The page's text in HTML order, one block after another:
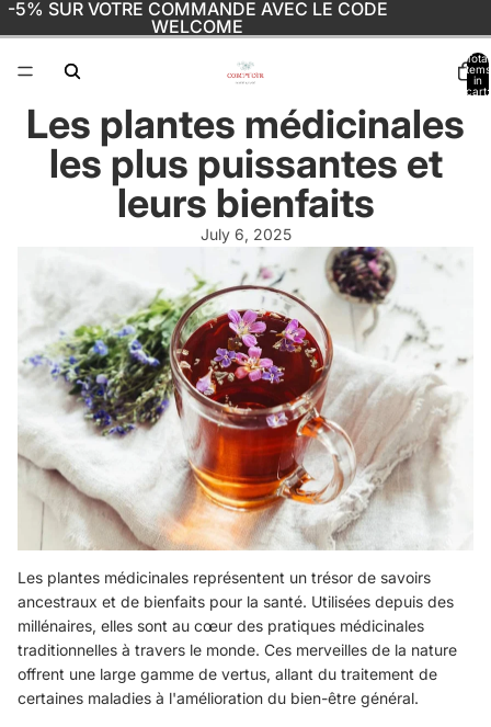
-5% SUR VOTRE COMMANDE AVEC LE CODE
WELCOME
Total
items
in
cart:
Les plantes médicinales
les plus puissantes et
leurs bienfaits
July 6, 2025
Les plantes médicinales représentent un trésor de savoirs
ancestraux et de bienfaits pour la santé. Utilisées depuis des
millénaires, elles sont au cœur des pratiques médicinales
traditionnelles à travers le monde. Ces merveilles de la nature
offrent une large gamme de vertus, allant du traitement de
certaines maladies à l'amélioration du bien-être général.